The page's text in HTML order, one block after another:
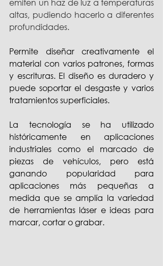
emiten un haz de luz a temperaturas
altas, pudiendo hacerlo a diferentes
profundidades.
Permite diseñar creativamente el
material con varios patrones, formas
y escrituras. El diseño es duradero y
puede soportar el desgaste y varios
tratamientos superficiales.
La tecnología se ha utilizado
históricamente en aplicaciones
industriales como el marcado de
piezas de vehículos, pero está
ganando popularidad para
aplicaciones más pequeñas a
medida que se amplía la variedad
de herramientas láser e ideas para
marcar, cortar o grabar.